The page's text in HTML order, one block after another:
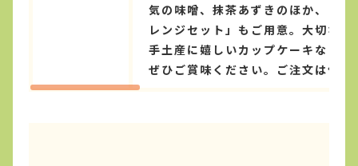
気の味噌、抹茶あずきのほか、ご
レンジセット」もご用意。大切な
手土産に嬉しいカップケーキなど
ぜひご賞味ください。ご注文は便